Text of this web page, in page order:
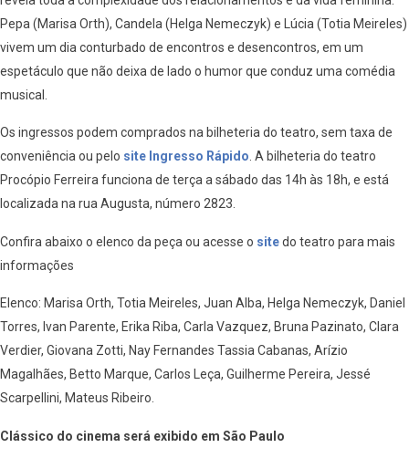
Pepa (Marisa Orth), Candela (Helga Nemeczyk) e Lúcia (Totia Meireles)
vivem um dia conturbado de encontros e desencontros, em um
espetáculo que não deixa de lado o humor que conduz uma comédia
musical.
Os ingressos podem comprados na bilheteria do teatro, sem taxa de
conveniência ou pelo site Ingresso Rápido . A bilheteria do teatro
Procópio Ferreira funciona de terça a sábado das 14h às 18h, e está
localizada na rua Augusta, número 2823.
Confira abaixo o elenco da peça ou acesse o sitedo teatro para mais
informações
Elenco: Marisa Orth, Totia Meireles, Juan Alba, Helga Nemeczyk, Daniel
Torres, Ivan Parente, Erika Riba, Carla Vazquez, Bruna Pazinato, Clara
Verdier, Giovana Zotti, Nay Fernandes Tassia Cabanas, Arízio
Magalhães, Betto Marque, Carlos Leça, Guilherme Pereira, Jessé
Scarpellini, Mateus Ribeiro.
Clássico do cinema será exibido em São Paulo